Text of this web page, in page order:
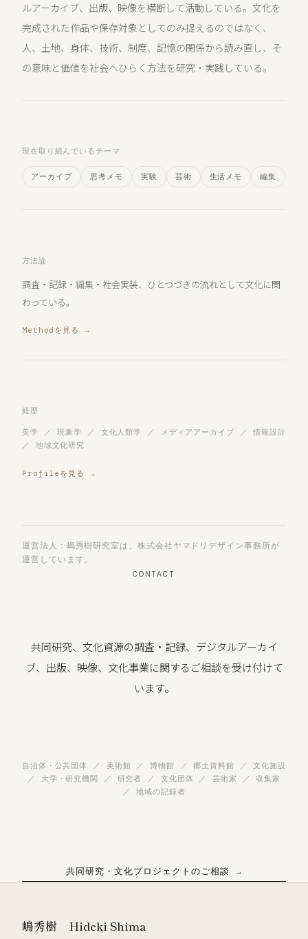
ルアーカイブ、出版、映像を横断して活動している。文化を
完成された作品や保存対象としてのみ捉えるのではなく、
人、土地、身体、技術、制度、記憶の関係から読み直し、そ
の意味と価値を社会へひらく方法を研究・実践している。
現在取り組んでいるテーマ
アーカイブ 思考メモ 実験 芸術 生活メモ 編集
方法論
調査・記録・編集・社会実装、ひとつづきの流れとして文化に関
わっている。
Methodを見る →
経歴
美学 ／ 現象学 ／ 文化人類学 ／ メディアアーカイブ ／ 情報設計
／ 地域文化研究
Profileを見る →
運営法人：嶋秀樹研究室は、株式会社ヤマドリデザイン事務所が
運営しています。
CONTACT
共同研究、文化資源の調査・記録、デジタルアーカイ
ブ、出版、映像、文化事業に関するご相談を受け付けて
います。
自治体・公共団体 ／ 美術館 ／ 博物館 ／ 郷土資料館 ／ 文化施設
／ 大学・研究機関 ／ 研究者 ／ 文化団体 ／ 芸術家 ／ 収集家
／ 地域の記録者
共同研究・文化プロジェクトのご相談 →
嶋秀樹 Hideki Shima